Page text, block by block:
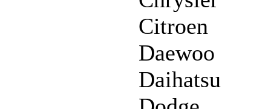
Citroen
Daewoo
Daihatsu